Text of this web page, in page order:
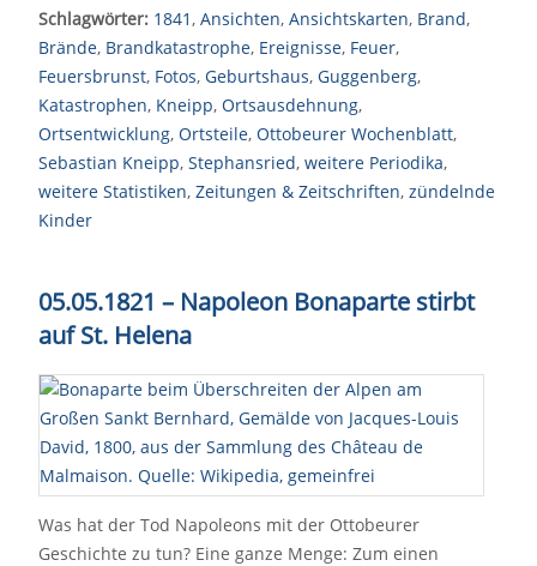
Schlagwörter: 1841, Ansichten, Ansichtskarten, Brand,
Brände, Brandkatastrophe, Ereignisse, Feuer,
Feuersbrunst, Fotos, Geburtshaus, Guggenberg,
Katastrophen, Kneipp, Ortsausdehnung,
Ortsentwicklung, Ortsteile, Ottobeurer Wochenblatt,
Sebastian Kneipp, Stephansried, weitere Periodika,
weitere Statistiken, Zeitungen & Zeitschriften, zündelnde
Kinder
05.05.1821 – Napoleon Bonaparte stirbt
auf St. Helena
Was hat der Tod Napoleons mit der Ottobeurer
Geschichte zu tun? Eine ganze Menge: Zum einen